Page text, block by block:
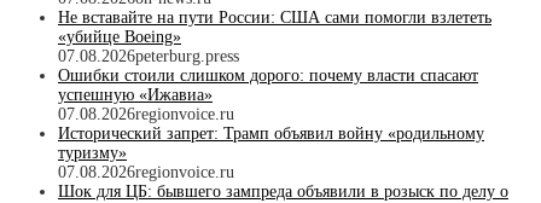
Не вставайте на пути России: США сами помогли взлететь
«убийце Boeing»
07.08.2026peterburg.press
Ошибки стоили слишком дорого: почему власти спасают
успешную «Ижавиа»
07.08.2026regionvoice.ru
Исторический запрет: Трамп объявил войну «родильному
туризму»
07.08.2026regionvoice.ru
Шок для ЦБ: бывшего зампреда объявили в розыск по делу о